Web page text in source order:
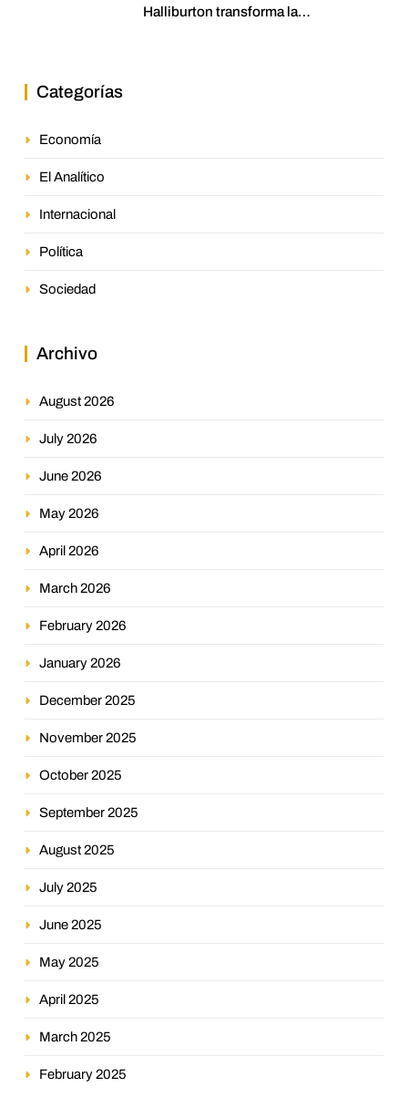
Halliburton transforma la
Categorías
Economía
El Analítico
Internacional
Política
Sociedad
Archivo
August 2026
July 2026
June 2026
May 2026
April 2026
March 2026
February 2026
January 2026
December 2025
November 2025
October 2025
September 2025
August 2025
July 2025
June 2025
May 2025
April 2025
March 2025
February 2025